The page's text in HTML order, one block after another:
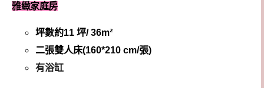
雅緻家庭房
坪數約11 坪/ 36m²
二張雙人床(160*210 cm/張)
有浴缸